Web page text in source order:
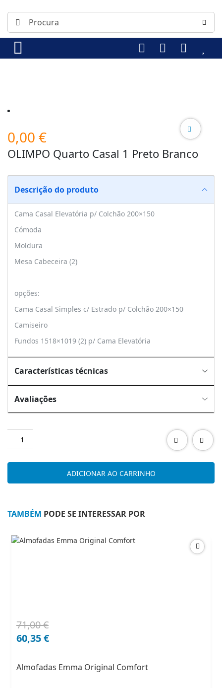
0,00 €
OLIMPO Quarto Casal 1 Preto Branco
Descrição do produto
Cama Casal Elevatória p/ Colchão 200×150
Cómoda
Moldura
Mesa Cabeceira (2)
opções:
Cama Casal Simples c/ Estrado p/ Colchão 200×150
Camiseiro
Fundos 1518×1019 (2) p/ Cama Elevatória
Características técnicas
Avaliações
Quarto
Branco
ADICIONAR AO CARRINHO
TAMBÉM PODE SE INTERESSAR POR
71,00€
O
preço
71,00 €.
60,35€
O
preço
60,35 €.
Almofadas Emma Original Comfort